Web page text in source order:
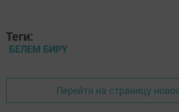
Теги:
БЕЛЕМ БИРҮ
Перейти на страницу